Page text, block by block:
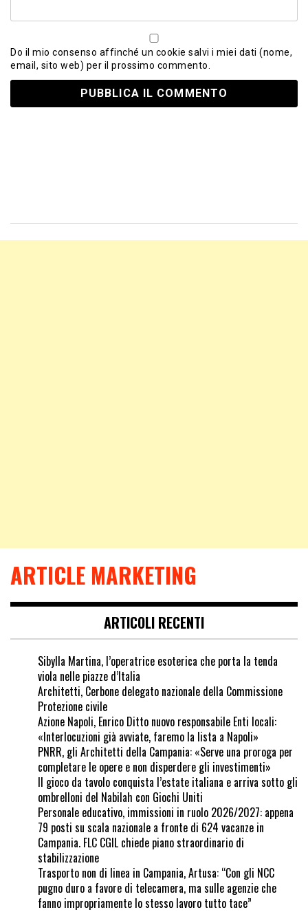
Do il mio consenso affinché un cookie salvi i miei dati (nome,
email, sito web) per il prossimo commento.
ARTICLE MARKETING
ARTICOLI RECENTI
Sibylla Martina, l’operatrice esoterica che porta la tenda
viola nelle piazze d’Italia
Architetti, Cerbone delegato nazionale della Commissione
Protezione civile
Azione Napoli, Enrico Ditto nuovo responsabile Enti locali:
«Interlocuzioni già avviate, faremo la lista a Napoli»
PNRR, gli Architetti della Campania: «Serve una proroga per
completare le opere e non disperdere gli investimenti»
Il gioco da tavolo conquista l’estate italiana e arriva sotto gli
ombrelloni del Nabilah con Giochi Uniti
Personale educativo, immissioni in ruolo 2026/2027: appena
79 posti su scala nazionale a fronte di 624 vacanze in
Campania. FLC CGIL chiede piano straordinario di
stabilizzazione
Trasporto non di linea in Campania, Artusa: “Con gli NCC
pugno duro a favore di telecamera, ma sulle agenzie che
fanno impropriamente lo stesso lavoro tutto tace”